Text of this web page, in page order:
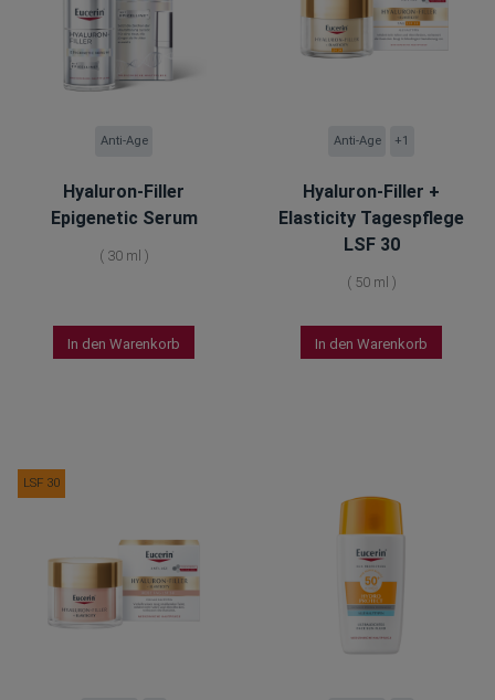
Anti-Age
Hyaluron-Filler
Epigenetic Serum
( 30 ml )
In den Warenkorb
Anti-Age +1
Hyaluron-Filler +
Elasticity Tagespflege
LSF 30
( 50 ml )
In den Warenkorb